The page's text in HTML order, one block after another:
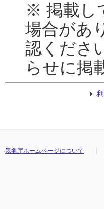
※ 掲載し
場合があ
認くださ
らせに掲
気象庁ホームページについて